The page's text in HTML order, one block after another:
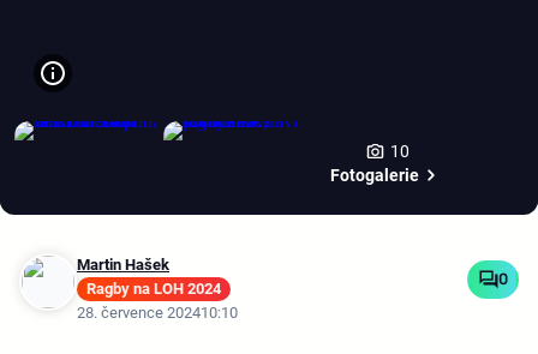
10
Fotogalerie
Martin Hašek
Ragby na LOH 2024
28. července 202410:10
0